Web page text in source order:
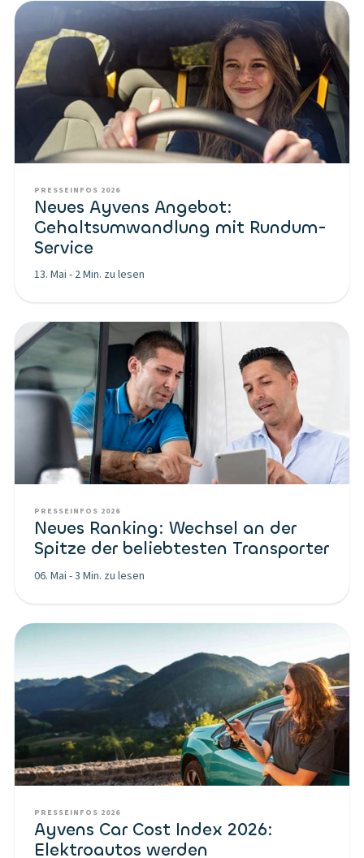
PRESSEINFOS 2026
Neues Ayvens Angebot:
Gehaltsumwandlung mit Rundum-
Service
13. Mai - 2 Min. zu lesen
PRESSEINFOS 2026
Neues Ranking: Wechsel an der
Spitze der beliebtesten Transporter
06. Mai -3 Min. zu lesen
PRESSEINFOS 2026
Ayvens Car Cost Index 2026:
Elektroautos werden